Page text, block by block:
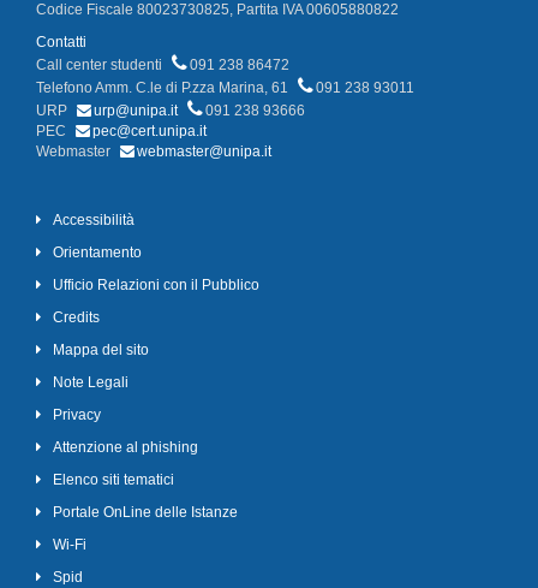
Codice Fiscale 80023730825, Partita IVA 00605880822
Contatti
Call center studenti
091 238 86472
Telefono Amm. C.le di P.zza Marina, 61
091 238 93011
URP
urp@unipa.it
091 238 93666
PEC
pec@cert.unipa.it
Webmaster
webmaster@unipa.it
Accessibilità
Orientamento
Ufficio Relazioni con il Pubblico
Credits
Mappa del sito
Note Legali
Privacy
Attenzione al phishing
Elenco siti tematici
Portale OnLine delle Istanze
Wi-Fi
Spid